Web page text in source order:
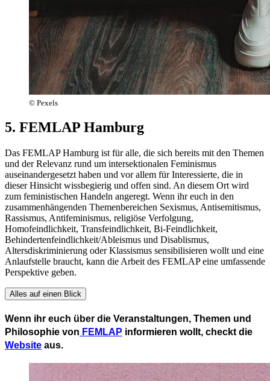
© Pexels
5. FEMLAP Hamburg
Das FEMLAP Hamburg ist für alle, die sich bereits mit den Themen
und der Relevanz rund um intersektionalen Feminismus
auseinandergesetzt haben und vor allem für Interessierte, die in
dieser Hinsicht wissbegierig und offen sind. An diesem Ort wird
zum feministischen Handeln angeregt. Wenn ihr euch in den
zusammenhängenden Themenbereichen Sexismus, Antisemitismus,
Rassismus, Antifeminismus, religiöse Verfolgung,
Homofeindlichkeit, Transfeindlichkeit, Bi-Feindlichkeit,
Behindertenfeindlichkeit/Ableismus und Disablismus,
Altersdiskriminierung oder Klassismus sensibilisieren wollt und eine
Anlaufstelle braucht, kann die Arbeit des FEMLAP eine umfassende
Perspektive geben.
Alles auf einen Blick
Wenn ihr euch über die Veranstaltungen, Themen und
Philosophie von FEMLAP informieren wollt, checkt die
Website aus.